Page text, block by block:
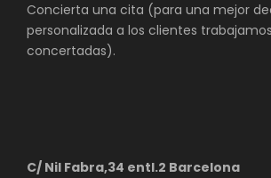
Concierta una cita (para una mejor
personalizada a los clientes
concertadas).
C/ Nil Fabra,34 entl.2 Barcelona